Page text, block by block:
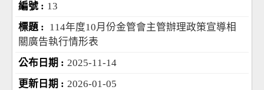
13
114年度10月份金管會主管辦理政策宣導相
關廣告執行情形表
2025-11-14
2026-01-05